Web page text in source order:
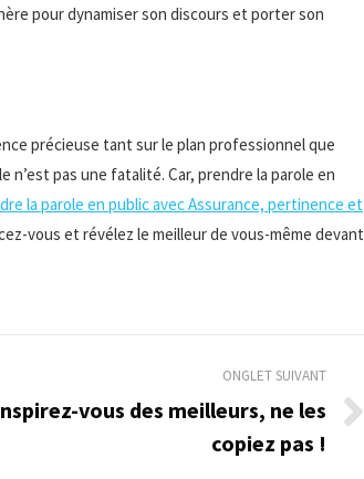
pour dynamiser son discours et porter son
précieuse tant sur le plan professionnel que
n’est pas une fatalité. Car, prendre la parole en
la parole en public avec Assurance, pertinence et
vous et révélez le meilleur de vous-même devant
ONGLET SUIVANT
vous des meilleurs, ne les
copiez pas !